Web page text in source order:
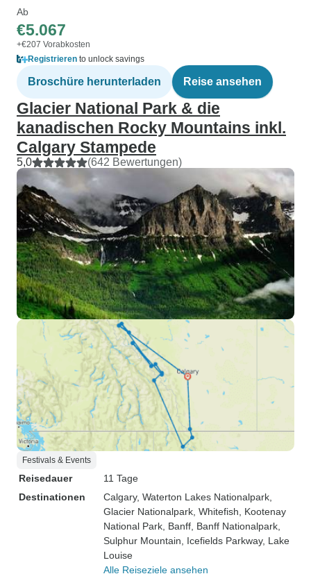
Ab
€5.067
+€207 Vorabkosten
Registrieren to unlock savings
Broschüre herunterladen Reise ansehen
Glacier National Park & die
kanadischen Rocky Mountains inkl.
Calgary Stampede
5,0 (642 Bewertungen)
Festivals & Events
Reisedauer
11 Tage
Destinationen
Calgary, Waterton Lakes Nationalpark
Glacier Nationalpark , Whitefish , Kootenay
National Park , Banff , Banff Nationalpark
Sulphur Mountain , Icefields Parkway, Lake
Louise
Alle Reiseziele ansehen